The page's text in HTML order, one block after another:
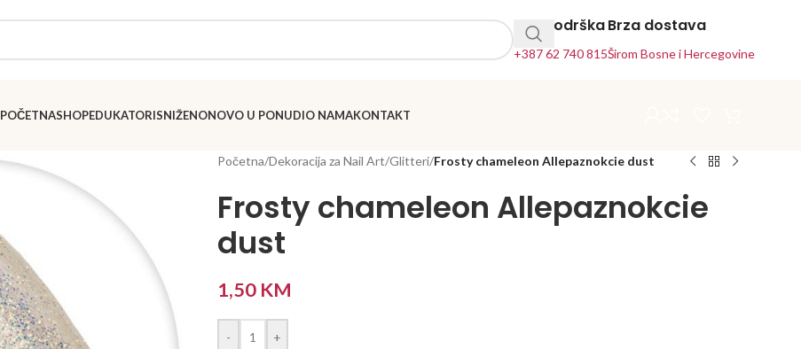
24h Podrška
+387 62 740 815
Brza dostava
Širom Bosne i Hercegovine
POČETNASHOPEDUKATORISNIŽENONOVO U PONUDIO NAMAKONTAKT
Početna/Dekoracija za Nail Art/Glitteri/Frosty chameleon Allepaznokcie dust
Frosty chameleon Allepaznokcie
dust
1,50 KM
- +